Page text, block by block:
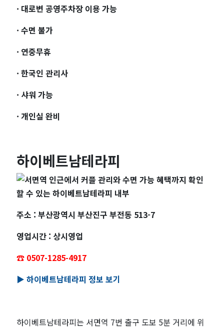
· 대로변 공영주차장 이용 가능
· 수면 불가
· 연중무휴
· 한국인 관리사
· 샤워 가능
· 개인실 완비
하이베트남테라피
주소 : 부산광역시 부산진구 부전동 513-7
영업시간 : 상시영업
☎️ 0507-1285-4917
▶️ 하이베트남테라피 정보 보기
하이베트남테라피는 서면역 7번 출구 도보 5분 거리에 위